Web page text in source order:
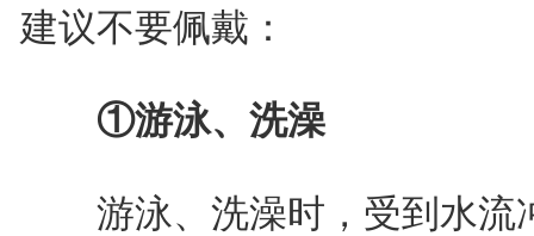
建议不要佩戴：
①游泳、洗澡
游泳、洗澡时，受到水流